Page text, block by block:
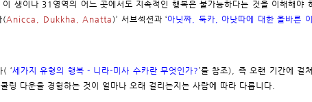
생이나 31영역의 어느 곳에서도 지속적인 행복은 불가능하다는 것을 이해해야
(Anicca, Dukkha, Anatta)’ 서브섹션과 ‘아닛짜, 둑카, 아낫따에 대한 올바른
( ‘세가지 유형의 행복 - 니라-미사 수카란 무엇인가?’를 참조), 즉 오랜 기간에 걸
링 다운을 경험하는 것이 얼마나 오래 걸리는지는 사람에 따라 다릅니다.